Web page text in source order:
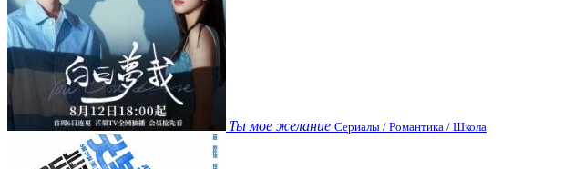
Ты мое желание Сериалы / Романтика / Школа